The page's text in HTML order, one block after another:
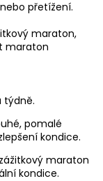
přetížení.
maraton,
maraton
týdně.
pomalé
kondice.
maraton
kondice.